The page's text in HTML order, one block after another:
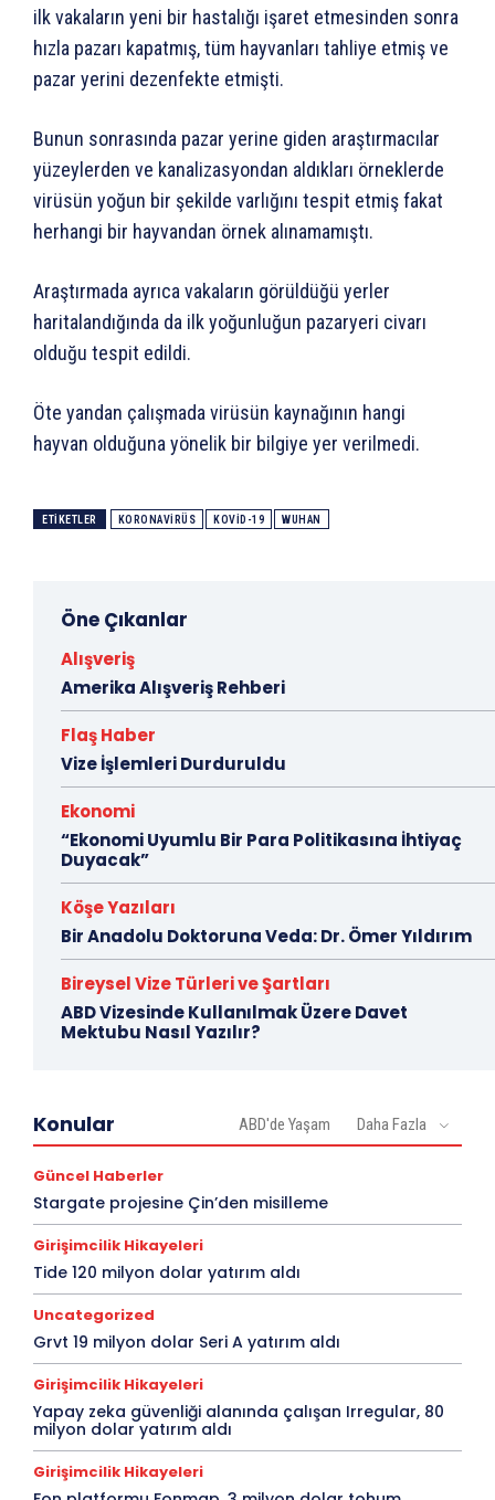
ilk vakaların yeni bir hastalığı işaret etmesinden sonra
hızla pazarı kapatmış, tüm hayvanları tahliye etmiş ve
pazar yerini dezenfekte etmişti.
Bunun sonrasında pazar yerine giden araştırmacılar
yüzeylerden ve kanalizasyondan aldıkları örneklerde
virüsün yoğun bir şekilde varlığını tespit etmiş fakat
herhangi bir hayvandan örnek alınamamıştı.
Araştırmada ayrıca vakaların görüldüğü yerler
haritalandığında da ilk yoğunluğun pazaryeri civarı
olduğu tespit edildi.
Öte yandan çalışmada virüsün kaynağının hangi
hayvan olduğuna yönelik bir bilgiye yer verilmedi.
ETIKETLER KORONAVIRÜS KOVID-19 WUHAN
Öne Çıkanlar
Alışveriş
Amerika Alışveriş Rehberi
Flaş Haber
Vize İşlemleri Durduruldu
Ekonomi
“Ekonomi Uyumlu Bir Para Politikasına İhtiyaç
Duyacak”
Köşe Yazıları
Bir Anadolu Doktoruna Veda: Dr. Ömer Yıldırım
Bireysel Vize Türleri ve Şartları
ABD Vizesinde Kullanılmak Üzere Davet
Mektubu Nasıl Yazılır?
Konular ABD'de Yaşam Daha Fazla
Güncel Haberler
Stargate projesine Çin’den misilleme
Girişimcilik Hikayeleri
Tide 120 milyon dolar yatırım aldı
Uncategorized
Grvt 19 milyon dolar Seri A yatırım aldı
Girişimcilik Hikayeleri
Yapay zeka güvenliği alanında çalışan Irregular, 80
milyon dolar yatırım aldı
Girişimcilik Hikayeleri